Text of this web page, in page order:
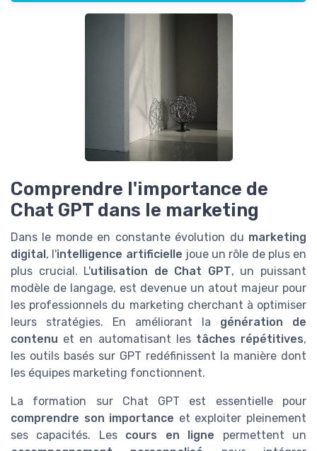
Comprendre l'importance de
Chat GPT dans le marketing
Dans le monde en constante évolution du marketing
digital, l'intelligence artificielle joue un rôle de plus en
plus crucial. L'utilisation de Chat GPT, un puissant
modèle de langage, est devenue un atout majeur pour
les professionnels du marketing cherchant à optimiser
leurs stratégies. En améliorant la génération de
contenu et en automatisant les tâches répétitives,
les outils basés sur GPT redéfinissent la manière dont
les équipes marketing fonctionnent.
La formation sur Chat GPT est essentielle pour
comprendre son importance et exploiter pleinement
ses capacités. Les cours en ligne permettent un